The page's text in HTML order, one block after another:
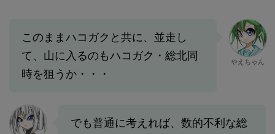
このままハコガクと共に、並走し
て、山に入るのもハコガク・総北同
時を狙うか・・・
やえちゃん
でも普通に考えれば、数的不利な総